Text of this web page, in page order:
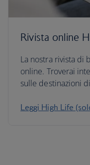
Rivista online
La nostra rivista di
online. Troverai
sulle destinazioni
Leggi High Life